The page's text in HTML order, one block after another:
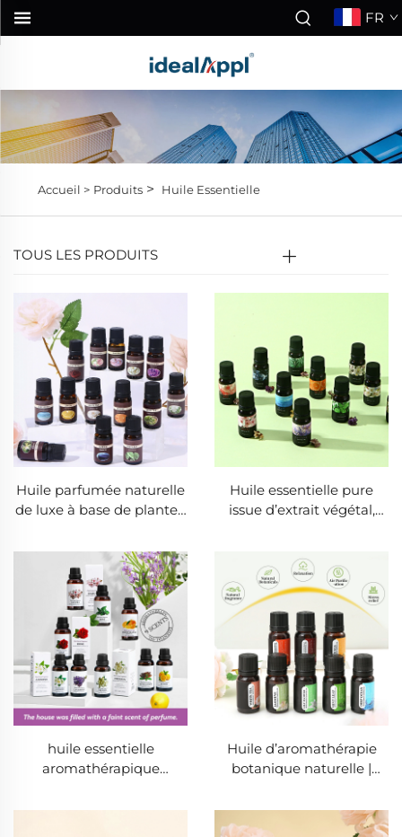
FR
Accueil > Produits> Huile Essentielle
TOUS LES PRODUITS
Huile parfumée naturelle
de luxe à base de plantes,
pour la décoration
intérieure et une
ambiance de style
hôtelier
Huile essentielle pure
issue d’extrait végétal,
cadeau de détente et de
soin personnel
huile essentielle
aromathérapique
diffuseur et voiture
Huile d’aromathérapie
botanique naturelle |
rafraîchir l’espace et
apaiser l’esprit